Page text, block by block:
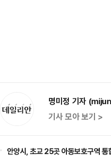
명미정 기자
기사 모아 보기 >
안양시, 초교 25곳 아동보호구역 통